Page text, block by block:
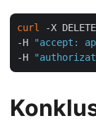
curl -X DELETE
-H
"accept:
-H